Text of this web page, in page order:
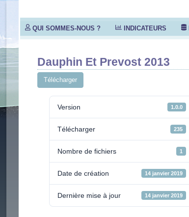
QUI SOMMES-NOUS ? INDICATEURS
Dauphin Et Prevost 2013
Télécharger
Version 1.0.0
Télécharger 235
Nombre de fichiers 1
Date de création 14 janvier 2019
Dernière mise à jour 14 janvier 2019